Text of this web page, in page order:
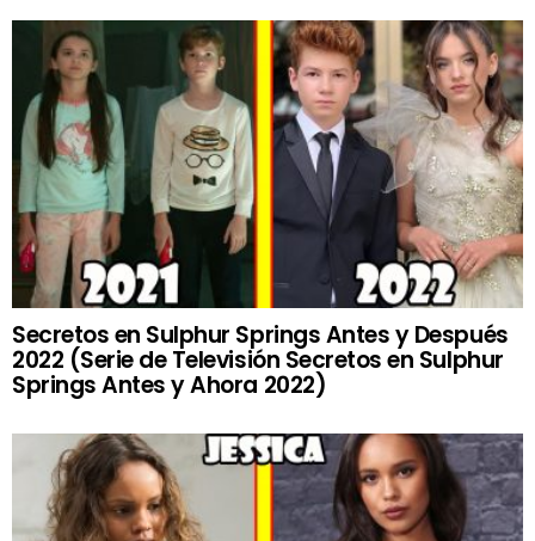
Secretos en Sulphur Springs Antes y Después
2022 (Serie de Televisión Secretos en Sulphur
Springs Antes y Ahora 2022)